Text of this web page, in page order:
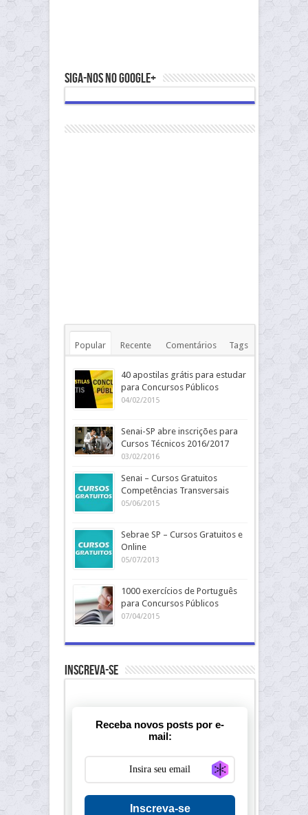
Siga-nos no Google+
Popular Recente Comentários Tags
40 apostilas grátis para estudar
para Concursos Públicos
04/02/2015
Senai-SP abre inscrições para
Cursos Técnicos 2016/2017
03/02/2016
Senai – Cursos Gratuitos
Competências Transversais
05/06/2015
Sebrae SP – Cursos Gratuitos e
Online
05/07/2013
1000 exercícios de Português
para Concursos Públicos
07/04/2015
Inscreva-se
Receba novos posts por e-
mail:
Generate new
Inscreva-se